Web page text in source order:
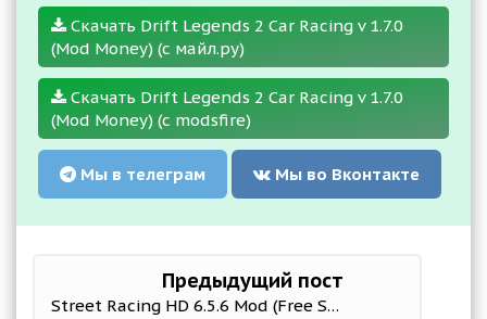
Скачать Drift Legends 2 Car Racing v 1.7.0
(Mod Money) (с майл.ру)
Скачать Drift Legends 2 Car Racing v 1.7.0
(Mod Money) (с modsfire)
Мы в телеграм Мы во Вконтакте
Предыдущий пост
Street Racing HD 6.5.6 Mod (Free Shopping)